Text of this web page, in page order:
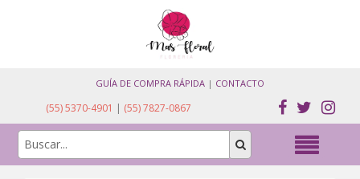
GUÍA DE COMPRA RÁPIDA | CONTACTO
(55) 5370-4901 | (55) 7827-0867